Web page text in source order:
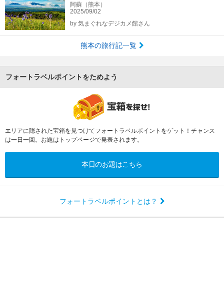
阿蘇（熊本）
2025/09/02
by 気まぐれなデジカメ館さん
熊本の旅行記一覧
フォートラベルポイントをためよう
エリアに隠された宝箱を見つけてフォートラベルポイントをゲット！チャンス
は一日一回。お題はトップページで発表されます。
本日のお題はこちら
フォートラベルポイントとは？